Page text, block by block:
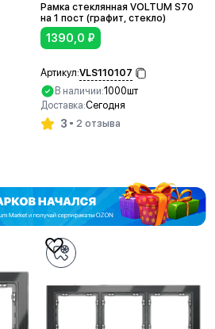
Рамка стеклянная VOLTUM S70
на 1 пост (графит, стекло)
1390,0 ₽
Артикул:VLS110107
В наличии:1000шт
Доставка:Сегодня
3 2 отзыва